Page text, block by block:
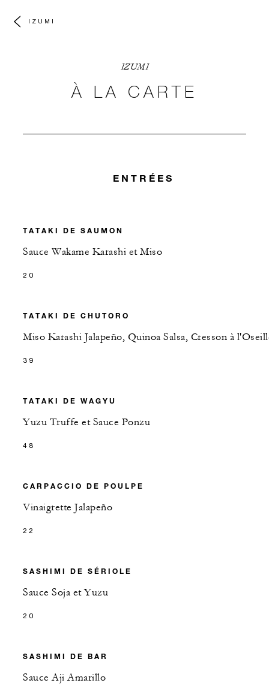
IZUMI
IZUMI
À LA CARTE
ENTRÉES
TATAKI DE SAUMON
Sauce Wakame Karashi et Miso
20
TATAKI DE CHUTORO
Miso Karashi Jalapeño, Quinoa Salsa, Cresson à
39
TATAKI DE WAGYU
Yuzu Truffe et Sauce Ponzu
48
CARPACCIO DE POULPE
Vinaigrette Jalapeño
22
SASHIMI DE SÉRIOLE
Sauce Soja et Yuzu
20
SASHIMI DE BAR
Sauce Aji Amarillo